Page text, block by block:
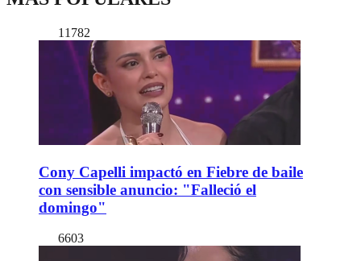
11782
Cony Capelli impactó en Fiebre de baile
con sensible anuncio: "Falleció el
domingo"
6603